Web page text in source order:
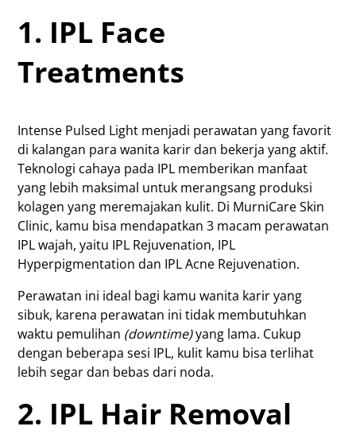
1. IPL Face
Treatments
Intense Pulsed Light menjadi perawatan yang favorit
di kalangan para wanita karir dan bekerja yang aktif.
Teknologi cahaya pada IPL memberikan manfaat
yang lebih maksimal untuk merangsang produksi
kolagen yang meremajakan kulit. Di MurniCare Skin
Clinic, kamu bisa mendapatkan 3 macam perawatan
IPL wajah, yaitu IPL Rejuvenation, IPL
Hyperpigmentation dan IPL Acne Rejuvenation.
Perawatan ini ideal bagi kamu wanita karir yang
sibuk, karena perawatan ini tidak membutuhkan
waktu pemulihan (downtime)yang lama. Cukup
dengan beberapa sesi IPL, kulit kamu bisa terlihat
lebih segar dan bebas dari noda.
2. IPL Hair Removal